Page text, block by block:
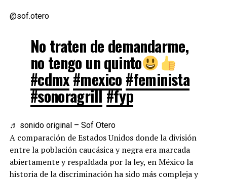
@sof.otero
No traten de demandarme,
no tengo un quinto
#cdmx#mexico #feminista
#sonoragrill#fyp
♬ sonido original – Sof Otero
A comparación de Estados Unidos donde la división
entre la población caucásica y negra era marcada
abiertamente y respaldada por la ley, en México la
historia de la discriminación ha sido más compleja y